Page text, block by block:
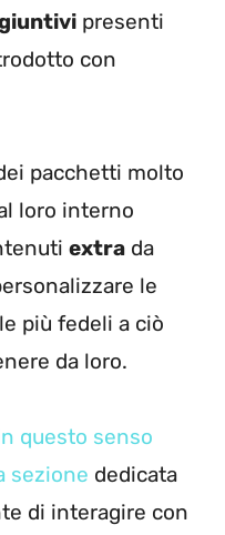
presenti
con
pacchetti molto
loro interno
extra da
le
più fedeli a ciò
da loro.
questo senso
sezione dedicata
di interagire con